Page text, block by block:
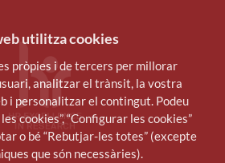
utilitza cookies
pròpies i de tercers per millorar
analitzar el trànsit, la vostra
i personalitzar el contingut. Podeu
cookies”, “Configurar les cookies”
o bé “Rebutjar-les totes” (excepte
que són necessàries).